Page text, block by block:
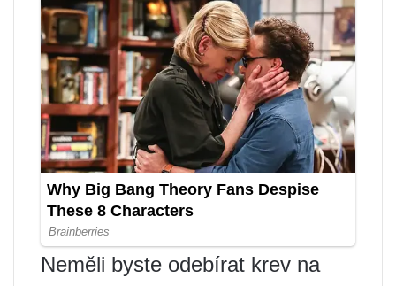
Neměli byste odebírat krev na